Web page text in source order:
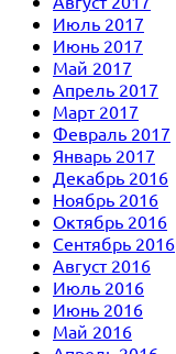
Июль 2017
Июнь 2017
Май 2017
Апрель 2017
Март 2017
Февраль 2017
Январь 2017
Декабрь 2016
Ноябрь 2016
Октябрь 2016
Сентябрь 2016
Август 2016
Июль 2016
Июнь 2016
Май 2016